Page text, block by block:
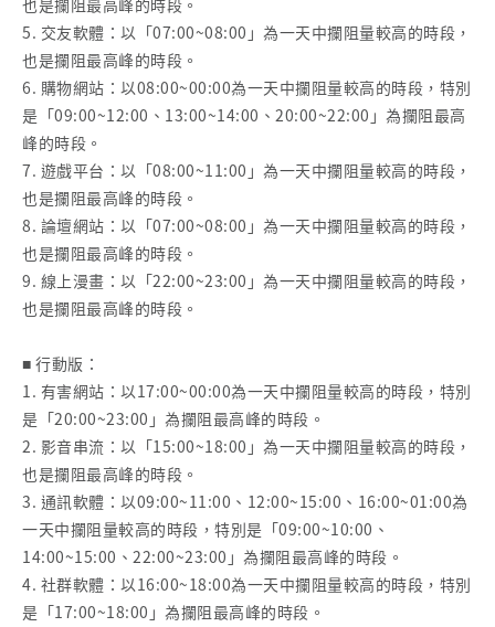
也是攔阻最高峰的時段。
5. 交友軟體：以「07:00~08:00」為一天中攔阻量較高的時段，
也是攔阻最高峰的時段。
6. 購物網站：以08:00~00:00為一天中攔阻量較高的時段，特別
是「09:00~12:00、13:00~14:00、20:00~22:00」為攔阻最高
峰的時段。
7. 遊戲平台：以「08:00~11:00」為一天中攔阻量較高的時段，
也是攔阻最高峰的時段。
8. 論壇網站：以「07:00~08:00」為一天中攔阻量較高的時段，
也是攔阻最高峰的時段。
9. 線上漫畫：以「22:00~23:00」為一天中攔阻量較高的時段，
也是攔阻最高峰的時段。
■ 行動版：
1. 有害網站：以17:00~00:00為一天中攔阻量較高的時段，特別
是「20:00~23:00」為攔阻最高峰的時段。
2. 影音串流：以「15:00~18:00」為一天中攔阻量較高的時段，
也是攔阻最高峰的時段。
3. 通訊軟體：以09:00~11:00、12:00~15:00、16:00~01:00為
一天中攔阻量較高的時段，特別是「09:00~10:00、
14:00~15:00、22:00~23:00」為攔阻最高峰的時段。
4. 社群軟體：以16:00~18:00為一天中攔阻量較高的時段，特別
是「17:00~18:00」為攔阻最高峰的時段。